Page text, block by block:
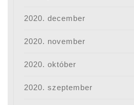
2020. december
2020. november
2020. október
2020. szeptember